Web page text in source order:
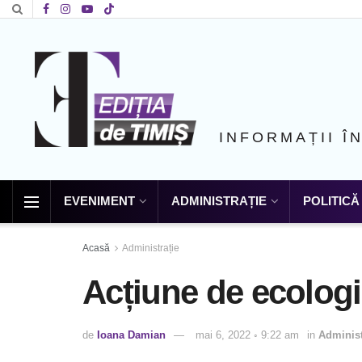
INFORMAȚII
EVENIMENT ADMINISTRAȚIE POLITICĂ
Acasă Administrație
Acțiune de
de Ioana Damian mai 6, 2022 ◦ 9:22 am in